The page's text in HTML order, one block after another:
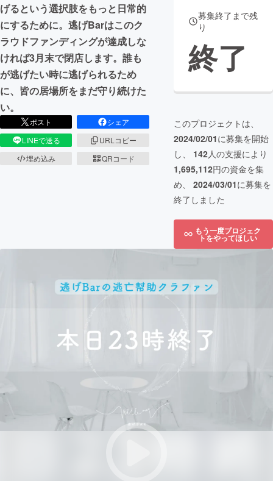
げるという選択肢をもっと日常的
にするために。逃げBarはこのク
ラウドファンディングが達成しな
ければ3月末で閉店します。誰も
が逃げたい時に逃げられるため
に、皆の居場所をまだ守り続けた
い。
ポスト
シェア
LINEで送る
URLコピー
埋め込み
QRコード
募集終了まで残
り
終了
このプロジェクトは、
2024/02/01に募集を開始
し、 142人の支援により
1,695,112円の資金を集
め、 2024/03/01に募集を
終了しました
もう一度プロジェク
トをやってほしい